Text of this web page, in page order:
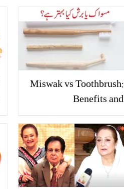
Miswak vs Toothbrush:
Benefits and